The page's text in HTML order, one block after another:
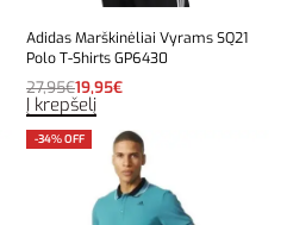
Adidas Marškinėliai Vyrams SQ21
Polo T-Shirts GP6430
27,95€19,95€
Į krepšelį
-34% OFF